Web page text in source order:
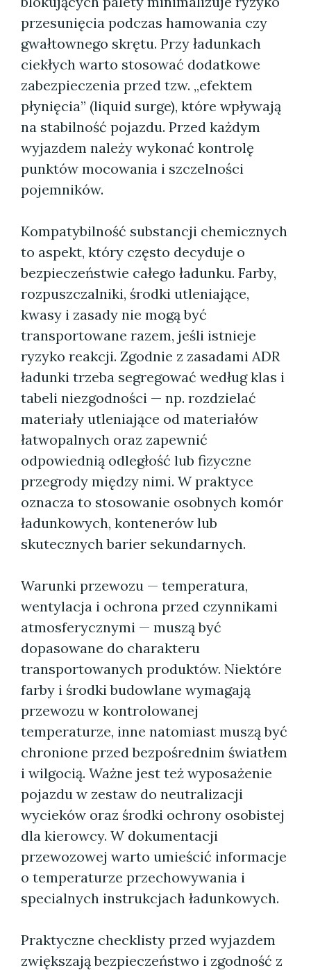
przesunięcia podczas hamowania czy
gwałtownego skrętu. Przy ładunkach
ciekłych warto stosować dodatkowe
zabezpieczenia przed tzw. „efektem
płynięcia” (liquid surge), które wpływają
na stabilność pojazdu. Przed każdym
wyjazdem należy wykonać kontrolę
punktów mocowania i szczelności
pojemników.
Kompatybilność substancji chemicznych
to aspekt, który często decyduje o
bezpieczeństwie całego ładunku. Farby,
rozpuszczalniki, środki utleniające,
kwasy i zasady nie mogą być
transportowane razem, jeśli istnieje
ryzyko reakcji. Zgodnie z zasadami ADR
ładunki trzeba segregować według klas i
tabeli niezgodności — np. rozdzielać
materiały utleniające od materiałów
łatwopalnych oraz zapewnić
odpowiednią odległość lub fizyczne
przegrody między nimi. W praktyce
oznacza to stosowanie osobnych komór
ładunkowych, kontenerów lub
skutecznych barier sekundarnych.
Warunki przewozu — temperatura,
wentylacja i ochrona przed czynnikami
atmosferycznymi — muszą być
dopasowane do charakteru
transportowanych produktów. Niektóre
farby i środki budowlane wymagają
przewozu w kontrolowanej
temperaturze, inne natomiast muszą być
chronione przed bezpośrednim światłem
i wilgocią. Ważne jest też wyposażenie
pojazdu w zestaw do neutralizacji
wycieków oraz środki ochrony osobistej
dla kierowcy. W dokumentacji
przewozowej warto umieścić informacje
o temperaturze przechowywania i
specialnych instrukcjach ładunkowych.
Praktyczne checklisty przed wyjazdem
zwiększają bezpieczeństwo i zgodność z